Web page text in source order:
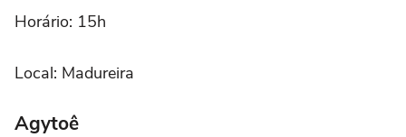
Horário: 15h
Local: Madureira
Agytoê